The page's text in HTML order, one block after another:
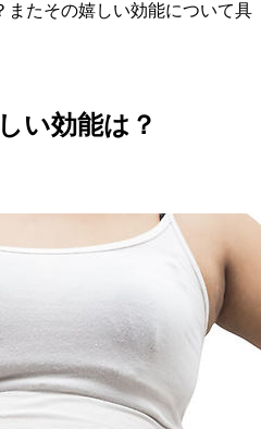
またその嬉しい効能について具
い効能は？